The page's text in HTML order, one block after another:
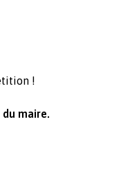
!
maire.